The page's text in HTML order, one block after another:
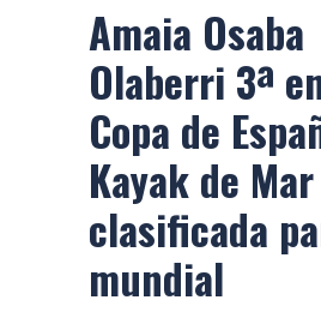
Amaia Osaba
Olaberri 3ª
Copa de
Kayak de
clasificada
mundial